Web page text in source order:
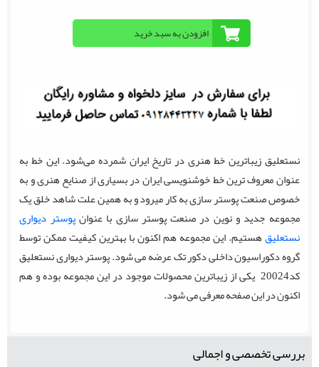
نستعلیق زیباترین خط هنری در تاریخ ایران شمرده می‌شود. این خط به
عنوان معروف ترین خط خوشنویسی ایران در بسیاری از صنایع هنری و به
خصوص صنعت پوستر سازی به کار میرود و به همین علت شاهد خلق یک
مجموعه جدید و نوین در صنعت پوستر سازی با عنوانپوستر دیواری
نستعلیقهستیم. این مجموعه هم اکنون با بهترین کیفیت ممکن توسط
گروه دکوراسیون داخلی دکور تک عرضه می شود. پوستر دیواری نستعلیق
کد20024 یکی از زیباترین محصولات موجود در این مجموعه بوده و هم
اکنون در این صفحه معرفی می شود.
بررسی تخصصی و اجمالی